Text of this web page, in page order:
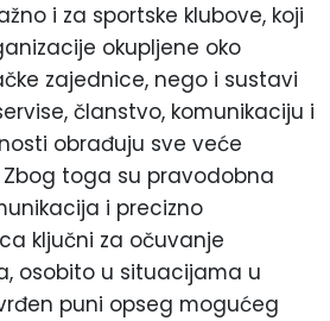
i za sportske klubove, koji
okupljene oko
zajednice, nego i sustavi
članstvo, komunikaciju i
obrađuju sve veće
toga su pravodobna
i precizno
ključni za očuvanje
osobito u situacijama u
puni opseg mogućeg